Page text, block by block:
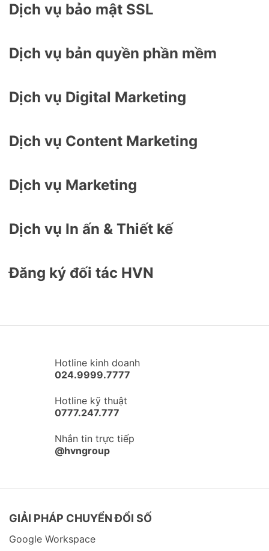
Dịch vụ bảo mật SSL
Dịch vụ bản quyền phần mềm
Dịch vụ Digital Marketing
Dịch vụ Content Marketing
Dịch vụ Marketing
Dịch vụ In ấn & Thiết kế
Đăng ký đối tác HVN
Hotline kinh doanh
024.9999.7777
Hotline kỹ thuật
0777.247.777
Nhắn tin trực tiếp
@hvngroup
GIẢI PHÁP CHUYỂN ĐỔI SỐ
Google Workspace